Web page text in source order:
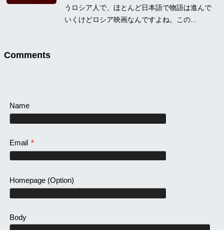
うロシア人で、ほとんど日本語で物語は進んで
いくけどロシア映画なんですよね。この...
Comments
Name
Email *
Homepage(Option)
Body